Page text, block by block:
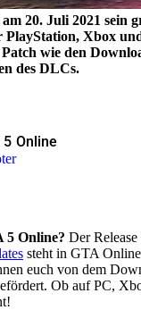
20. Juli 2021 sein
PlayStation, Xbox
wie den
des DLCs.
5 Online
5 Online? Der
steht in GTA
euch von dem
Ob auf PC,